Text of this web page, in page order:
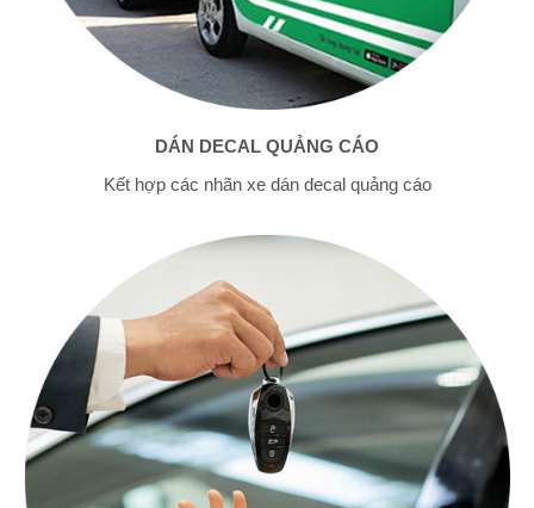
DÁN DECAL QUẢNG CÁO
Kết hợp các nhãn xe dán decal quảng cáo